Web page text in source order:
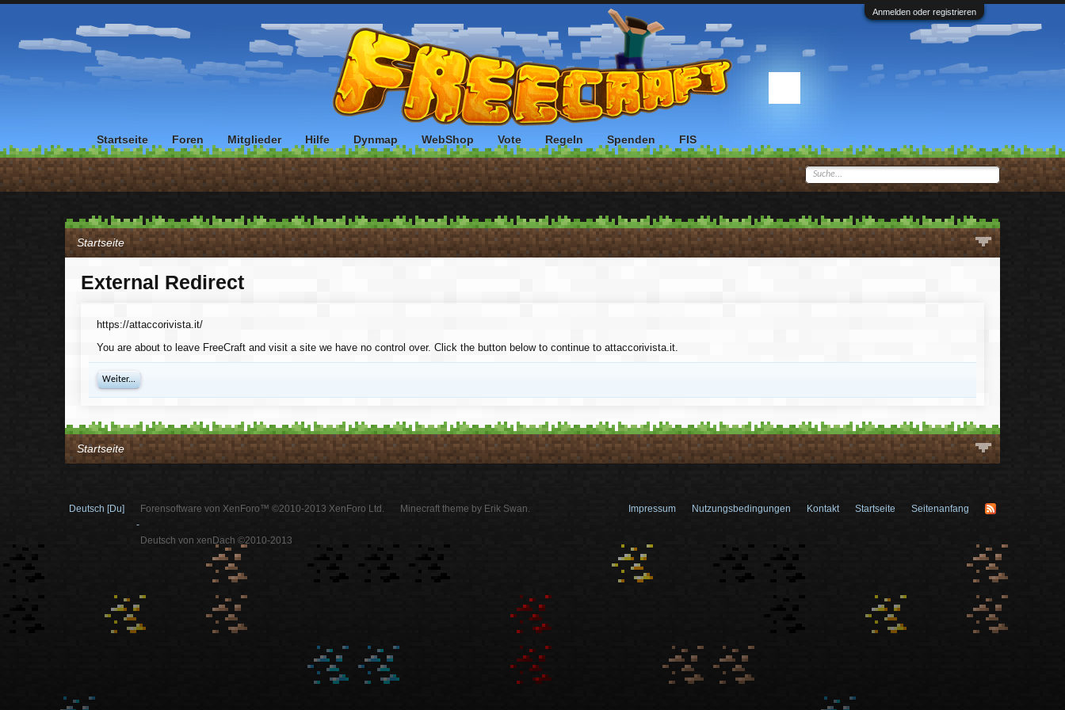
Anmelden oder registrieren
Startseite
External Redirect
https://attaccorivista.it/
You are about to leave FreeCraft and visit a site we have no control over. Click the button below to continue to attaccorivista.it.
Weiter...
Startseite
Startseite Foren Mitglieder Hilfe Dynmap WebShop Vote Regeln Spenden FIS
Deutsch [Du]
Forensoftware von XenForo™ ©2010-2013 XenForo Ltd.
-
Deutsch von xenDach ©2010-2013
Minecraft theme by Erik Swan. Impressum Nutzungsbedingungen Kontakt Startseite Seitenanfang